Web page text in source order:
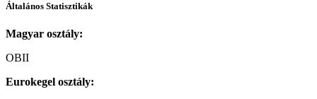
Általános Statisztikák
Magyar osztály:
OBII
Eurokegel osztály: